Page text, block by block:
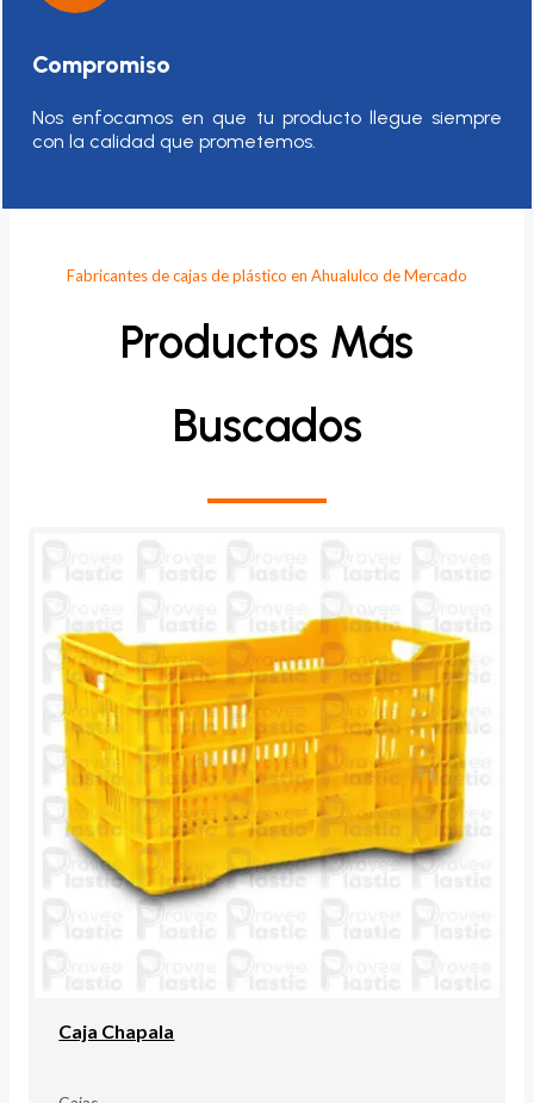
Compromiso
Nos enfocamos en que tu producto llegue siempre
con la calidad que prometemos.
Fabricantes de cajas de plástico en Ahualulco de Mercado
Productos Más
Buscados
Caja Chapala